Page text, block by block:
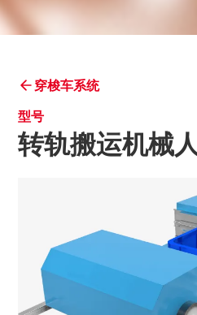
穿梭车系统
型号
转轨搬运机械人